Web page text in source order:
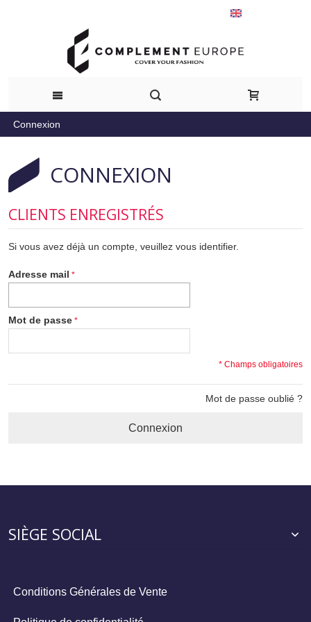
Connexion
CONNEXION
CLIENTS ENREGISTRÉS
Si vous avez déjà un compte, veuillez vous identifier.
Adresse mail
Mot de passe
* Champs obligatoires
Mot de passe oublié ?
Connexion
SIÈGE SOCIAL
Conditions Générales de Vente